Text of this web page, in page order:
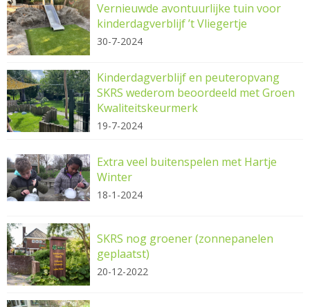
Vernieuwde avontuurlijke tuin voor
kinderdagverblijf ’t Vliegertje
30-7-2024
Kinderdagverblijf en peuteropvang
SKRS wederom beoordeeld met Groen
Kwaliteitskeurmerk
19-7-2024
Extra veel buitenspelen met Hartje
Winter
18-1-2024
SKRS nog groener (zonnepanelen
geplaatst)
20-12-2022